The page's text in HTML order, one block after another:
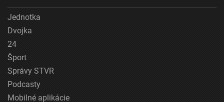
Jednotka
Dvojka
24
Šport
Správy STVR
Podcasty
Mobilné aplikácie